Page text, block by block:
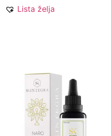
Lista želja